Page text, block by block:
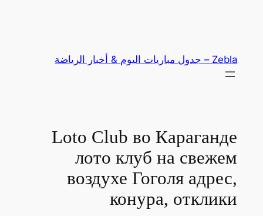
Zebla – جدول مباريات اليوم & أخبار الرياضة
Loto Club во Караганде
лото клуб на свежем
воздухе Гоголя адрес,
конура, отклики